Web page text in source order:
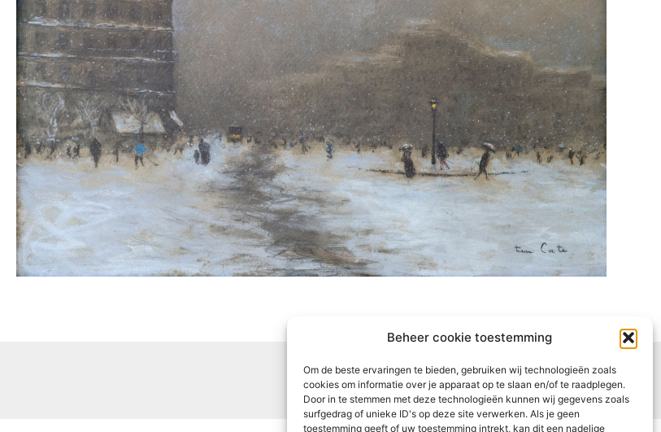
Beheer cookie toestemming
Om de beste ervaringen te bieden, gebruiken wij technologieën zoals
cookies om informatie over je apparaat op te slaan en/of te raadplegen.
Door in te stemmen met deze technologieën kunnen wij gegevens zoals
surfgedrag of unieke ID's op deze site verwerken. Als je geen
toestemming geeft of uw toestemming intrekt, kan dit een nadelige
VOLGENDE
90. Nachtclub in Le Havre